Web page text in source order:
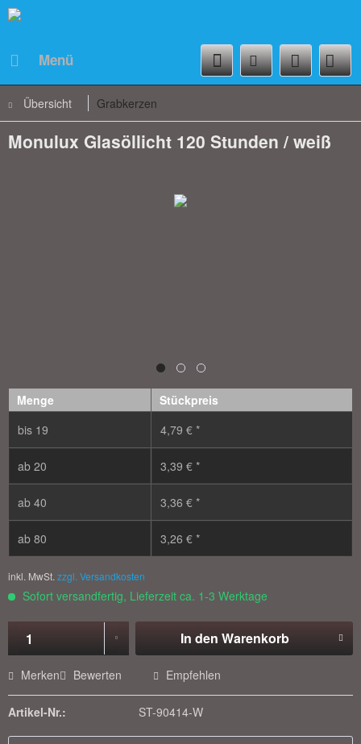
Menü
Übersicht Grabkerzen
Monulux Glasöllicht 120 Stunden / weiß
Menge
Stückpreis
bis 19 4,79 € *
ab 20 3,39 € *
ab 40 3,36 € *
ab 80 3,26 € *
inkl. MwSt. zzgl. Versandkosten
Sofort versandfertig, Lieferzeit ca. 1-3 Werktage
In den Warenkorb
Merken Bewerten Empfehlen
Artikel-Nr.: ST-90414-W